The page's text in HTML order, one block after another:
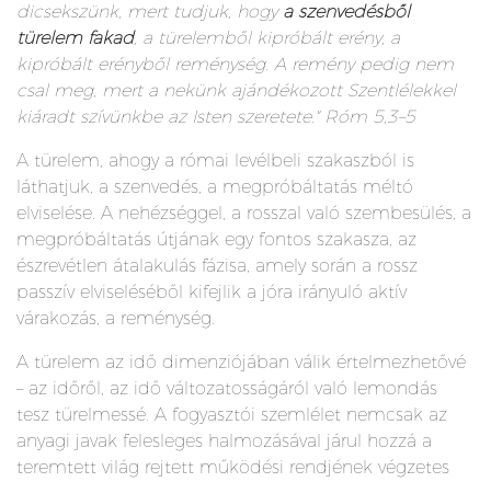
dicsekszünk, mert tudjuk, hogy a szenvedésből
türelem fakad, a türelemből kipróbált erény, a
kipróbált erényből reménység. A remény pedig nem
csal meg, mert a nekünk ajándékozott Szentlélekkel
kiáradt szívünkbe az Isten szeretete." Róm 5,3–5
A türelem, ahogy a római levélbeli szakaszból is
láthatjuk, a szenvedés, a megpróbáltatás méltó
elviselése. A nehézséggel, a rosszal való szembesülés, a
megpróbáltatás útjának egy fontos szakasza, az
észrevétlen átalakulás fázisa, amely során a rossz
passzív elviseléséből kifejlik a jóra irányuló aktív
várakozás, a reménység.
A türelem az idő dimenziójában válik értelmezhetővé
– az időről, az idő változatosságáról való lemondás
tesz türelmessé. A fogyasztói szemlélet nemcsak az
anyagi javak felesleges halmozásával járul hozzá a
teremtett világ rejtett működési rendjének végzetes